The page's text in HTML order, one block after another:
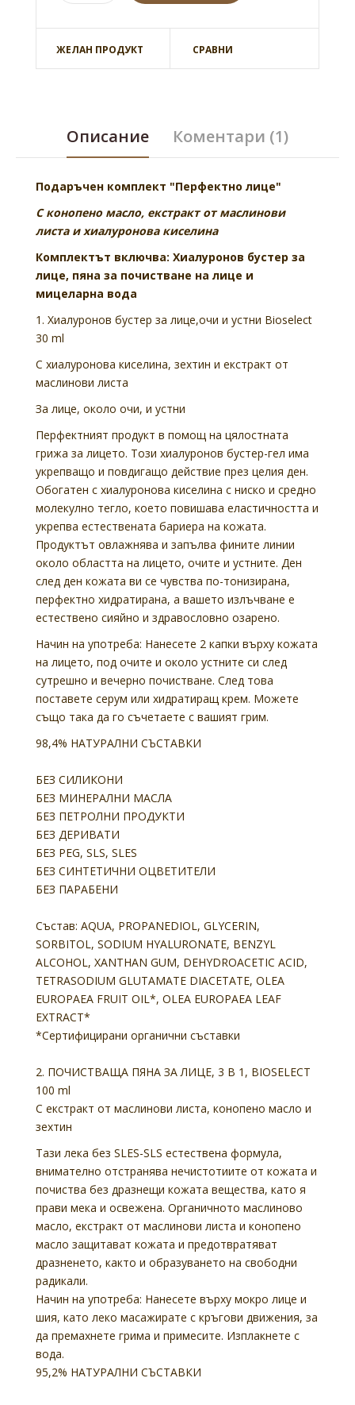
ЖЕЛАН ПРОДУКТ СРАВНИ
Описание Коментари (1)
Подаръчен комплект "Перфектно лице"
С конопено масло, екстракт от маслинови
листа и хиалуронова киселина
Комплектът включва: Хиалуронов бустер за
лице, пяна за почистване на лице и
мицеларна вода
1. Хиалуронов бустер за лице,очи и устни Bioselect
30 ml
С хиалуронова киселина, зехтин и екстракт от
маслинови листа
За лице, около очи, и устни
Перфектният продукт в помощ на цялостната
грижа за лицето. Този хиалуронов бустер-гел има
укрепващо и повдигащо действие през целия ден.
Обогатен с хиалуронова киселина с ниско и средно
молекулно тегло, което повишава еластичността и
укрепва естествената бариера на кожата.
Продуктът овлажнява и запълва фините линии
около областта на лицето, очите и устните. Ден
след ден кожата ви се чувства по-тонизирана,
перфектно хидратирана, а вашето излъчване е
естествено сияйно и здравословно озарено.
Начин на употреба: Нанесете 2 капки върху кожата
на лицето, под очите и около устните си след
сутрешно и вечерно почистване. След това
поставете серум или хидратиращ крем. Можете
също така да го съчетаете с вашият грим.
98,4% НАТУРАЛНИ СЪСТАВКИ
БЕЗ СИЛИКОНИ
БЕЗ МИНЕРАЛНИ МАСЛА
БЕЗ ПЕТРОЛНИ ПРОДУКТИ
БЕЗ ДЕРИВАТИ
БЕЗ PEG, SLS, SLES
БЕЗ СИНТЕТИЧНИ ОЦВЕТИТЕЛИ
БЕЗ ПАРАБЕНИ
Състав: AQUA, PROPANEDIOL, GLYCERIN,
SORBITOL, SODIUM HYALURONATE, BENZYL
ALCOHOL, XANTHAN GUM, DEHYDROACETIC ACID,
TETRASODIUM GLUTAMATE DIACETATE, OLEA
EUROPAEA FRUIT OIL*, OLEA EUROPAEA LEAF
EXTRACT*
*Сертифицирани органични съставки
2. ПОЧИСТВАЩА ПЯНА ЗА ЛИЦЕ, 3 В 1, BIOSELECT
100 ml
С екстракт от маслинови листа, конопено масло и
зехтин
Тази лека без SLES-SLS естествена формула,
внимателно отстранява нечистотиите от кожата и
почиства без дразнещи кожата вещества, като я
прави мека и освежена. Органичното маслиново
масло, екстракт от маслинови листа и конопено
масло защитават кожата и предотвратяват
дразненето, както и образуването на свободни
радикали.
Начин на употреба: Нанесете върху мокро лице и
шия, като леко масажирате с кръгови движения, за
да премахнете грима и примесите. Изплакнете с
вода.
95,2% НАТУРАЛНИ СЪСТАВКИ